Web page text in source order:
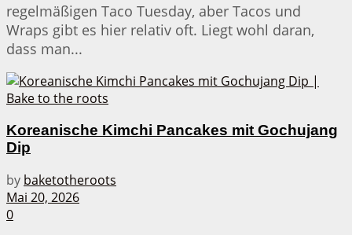
regelmäßigen Taco Tuesday, aber Tacos und
Wraps gibt es hier relativ oft. Liegt wohl daran,
dass man...
Koreanische Kimchi Pancakes mit Gochujang
Dip
by baketotheroots
Mai 20, 2026
0